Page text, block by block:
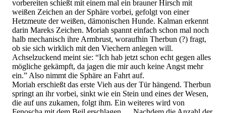
vorbereiten schießt mit einem mal ein brauner Hirsch mit
weißen Zeichen an der Sphäre vorbei, gefolgt von einer
Hetzmeute der weißen, dämonischen Hunde. Kalman erkennt
darin Mareks Zeichen. Moriah spannt einfach schon mal noch
halb mechanisch ihre Armbrust, woraufhin Therbun (?) fragt,
ob sie sich wirklich mit den Viechern anlegen will.
Achselzuckend meint sie: “Ich hab jetzt schon echt gegen alles
mögliche gekämpft, da jagen die mir auch keine Angst mehr
ein.” Also nimmt die Sphäre an Fahrt auf.
Moriah erschießt das erste Vieh aus der Tür hängend. Therbun
springt an ihr vorbei, sinkt wie ein Stein und eines der Wesen,
die auf uns zukamen, folgt ihm. Ein weiteres wird von